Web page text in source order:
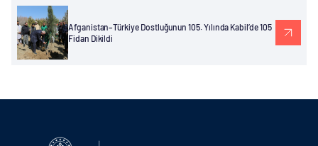
Afganistan–Türkiye Dostluğunun 105. Yılında Kabil’de 105
Fidan Dikildi